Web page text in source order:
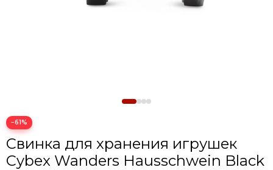
−61%
Свинка для хранения игрушек
Cybex Wanders Hausschwein Black